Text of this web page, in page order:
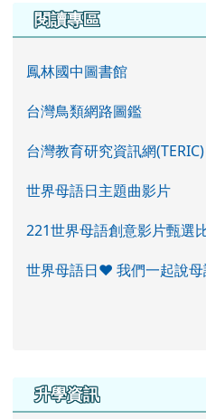
閱讀專區
鳳林國中圖書館
台灣鳥類網路圖鑑
台灣教育研究資訊網(TERIC)
世界母語日主題曲影片
221世界母語創意影片甄選
世界母語日♥ 我們一起說
右邊區域內容
升學資訊